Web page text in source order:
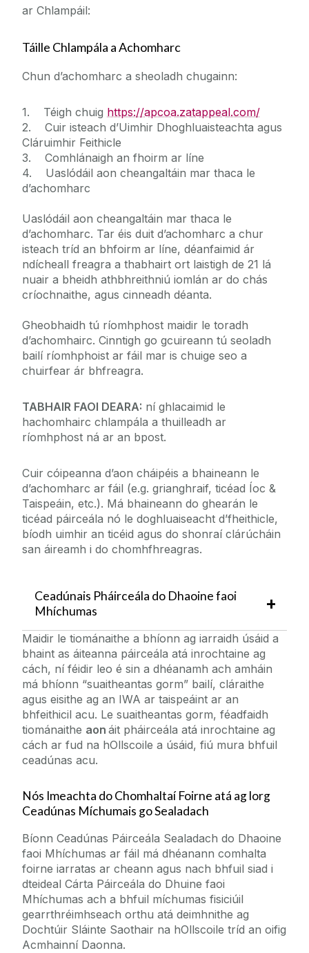
ar Chlampáil:
Táille Chlampála a Achomharc
Chun d’achomharc a sheoladh chugainn:
1. Téigh chuig https://apcoa.zatappeal.com/
2. Cuir isteach d’Uimhir Dhoghluaisteachta agus
Cláruimhir Feithicle
3. Comhlánaigh an fhoirm ar líne
4. Uaslódáil aon cheangaltáin mar thaca le
d’achomharc
Uaslódáil aon cheangaltáin mar thaca le
d’achomharc. Tar éis duit d’achomharc a chur
isteach tríd an bhfoirm ar líne, déanfaimid ár
ndícheall freagra a thabhairt ort laistigh de 21 lá
nuair a bheidh athbhreithniú iomlán ar do chás
críochnaithe, agus cinneadh déanta.
Gheobhaidh tú ríomhphost maidir le toradh
d’achomhairc. Cinntigh go gcuireann tú seoladh
bailí ríomhphoist ar fáil mar is chuige seo a
chuirfear ár bhfreagra.
TABHAIR FAOI DEARA: ní ghlacaimid le
hachomhairc chlampála a thuilleadh ar
ríomhphost ná ar an bpost.
Cuir cóipeanna d’aon cháipéis a bhaineann le
d’achomharc ar fáil (e.g. grianghraif, ticéad Íoc &
Taispeáin, etc.). Má bhaineann do ghearán le
ticéad páirceála nó le doghluaiseacht d’fheithicle,
bíodh uimhir an ticéid agus do shonraí clárúcháin
san áireamh i do chomhfhreagras.
Ceadúnais Pháirceála do Dhaoine faoi
Mhíchumas
Maidir le tiománaithe a bhíonn ag iarraidh úsáid a
bhaint as áiteanna páirceála atá inrochtaine ag
cách, ní féidir leo é sin a dhéanamh ach amháin
má bhíonn “suaitheantas gorm” bailí, cláraithe
agus eisithe ag an IWA ar taispeáint ar an
bhfeithicil acu. Le suaitheantas gorm, féadfaidh
tiománaithe aon áit pháirceála atá inrochtaine ag
cách ar fud na hOllscoile a úsáid, fiú mura bhfuil
ceadúnas acu.
Nós Imeachta do Chomhaltaí Foirne atá ag lorg
Ceadúnas Míchumais go Sealadach
Bíonn Ceadúnas Páirceála Sealadach do Dhaoine
faoi Mhíchumas ar fáil má dhéanann comhalta
foirne iarratas ar cheann agus nach bhfuil siad i
dteideal Cárta Páirceála do Dhuine faoi
Mhíchumas ach a bhfuil míchumas fisiciúil
gearrthréimhseach orthu atá deimhnithe ag
Dochtúir Sláinte Saothair na hOllscoile tríd an oifig
Acmhainní Daonna.